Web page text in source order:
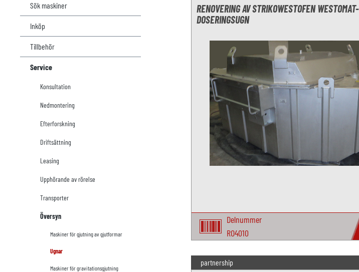
Sök maskiner
Inköp
Tillbehör
Service
Konsultation
Nedmontering
Efterforskning
Driftsättning
Leasing
Upphörande av rörelse
Transporter
Översyn
Maskiner för gjutning av gjutformar
Ugnar
Maskiner för gravitationsgjutning
RENOVERING AV STRIKOWESTOFEN WESTOMAT-
DOSERINGSUGN
Delnummer
RO4010
partnership